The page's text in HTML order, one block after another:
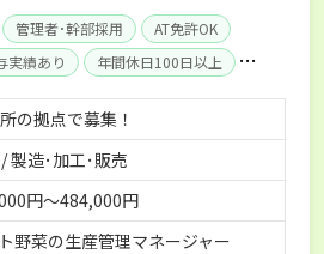
管理者･幹部採用
AT免許OK
実績あり
年間休日100日以上
社会保険完備
の拠点で募集！
製造･加工･販売
円～484,000円
野菜の生産管理マネージャー